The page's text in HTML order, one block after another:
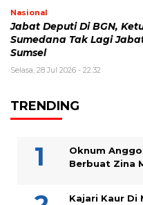
Nasional
Jabat Deputi Di BGN,
Sumedana Tak Lagi
Sumsel
Selasa, 28 Jul 2026 - 22:32
TRENDING
Oknum
Berbuat Zina
Kajari Kaur Di